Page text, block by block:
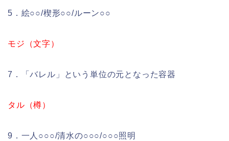
5．絵○○/楔形○○/ルーン○○
モジ（文字）
7．「バレル」という単位の元となった容器
タル（樽）
9．一人○○○/清水の○○○/○○○照明